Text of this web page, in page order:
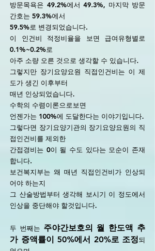
방문목욕은 49.2%에서 49.3%, 마지막 방문
간호는 59.3%에서
59.5%로 변경되었습니다.
이 인건비 적정비율을 보면 급여유형별로
0.1%~0.2%로
아주 소량 오른 것으로 생각할 수 있습니다.
그렇지만 장기요양요원 직접인건비는 이 제
도가 생긴 이후부터
매년 인상되었습니다.
수학의 수렴이론으로보면
언젠가는 100%에 도달한다는 이야기입니다.
그렇다면 장기요양기관의 장기요양요원의 직
접인건비를 제외한
간접경비는 0이 될 수도 있다는 모순이 존재
합니다.
보건복지부는 왜 매년 직접인건비가 인상되
어야 하는지
그 산술방법부터 생각해 보시기 이 정도에서
인상을 중단해야 할것입니다.
두 번째는 주야간보호의 월 한도액 추
가 증액률이 50%에서 20%로 조정되